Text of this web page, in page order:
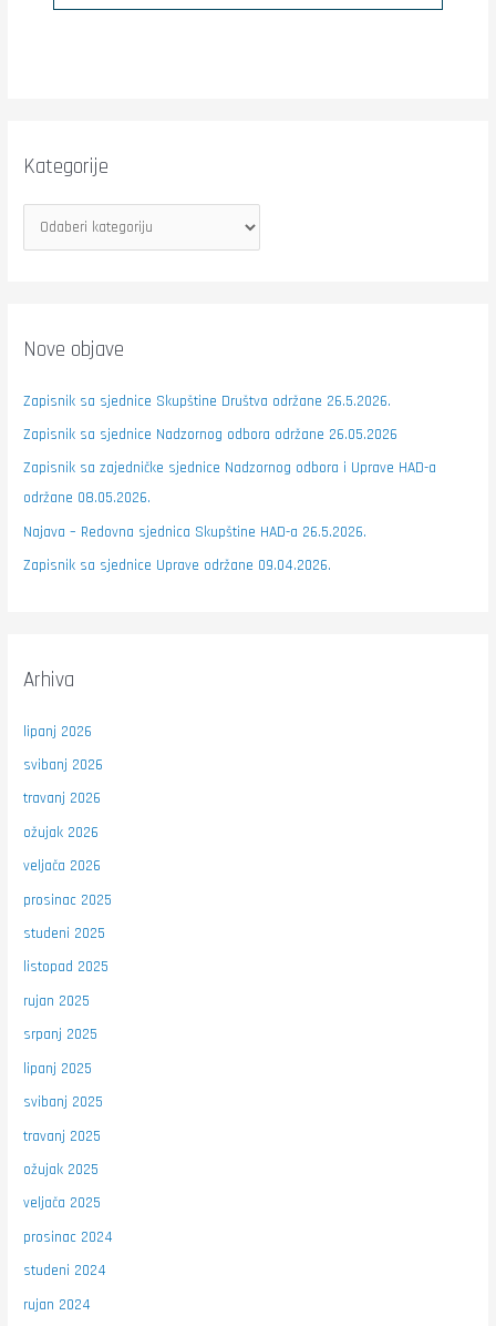
Kategorije
Nove objave
Zapisnik sa sjednice Skupštine Društva održane 26.5.2026.
Zapisnik sa sjednice Nadzornog odbora održane 26.05.2026
Zapisnik sa zajedničke sjednice Nadzornog odbora i Uprave HAD-a
održane 08.05.2026.
Najava – Redovna sjednica Skupštine HAD-a 26.5.2026.
Zapisnik sa sjednice Uprave održane 09.04.2026.
Arhiva
lipanj 2026
svibanj 2026
travanj 2026
ožujak 2026
veljača 2026
prosinac 2025
studeni 2025
listopad 2025
rujan 2025
srpanj 2025
lipanj 2025
svibanj 2025
travanj 2025
ožujak 2025
veljača 2025
prosinac 2024
studeni 2024
rujan 2024